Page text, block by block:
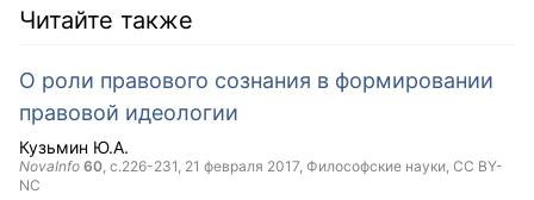
Читайте также
О роли правового сознания в формировании
правовой идеологии
Кузьмин Ю.А.
NovaInfo 60, с.226-231, 21 февраля 2017, Философские науки, CC BY-
NC